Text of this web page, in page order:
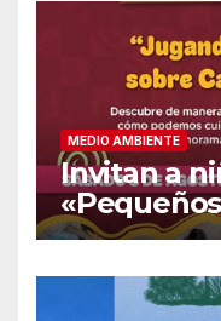
MEDIO AMBIENTE
Invitan a
en La